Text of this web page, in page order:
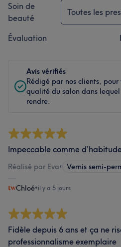
Soin de
beauté
Toutes les
Évaluation
Avis vérifiés
Rédigé par nos clients,
qualité du salon dans lequel
rendre.
Impeccable comme
Réalisé par Eva• Vernis semi-
Chloé•il y a 5 jours
Fidèle depuis 6 ans et ça ne
professionnalisme exemplaire